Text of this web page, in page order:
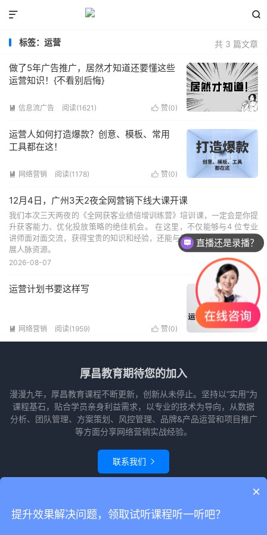


共 3 篇文章
标签：运营
做了5年广告推广，居然才知道还要懂这些
运营知识！{不看别后悔}
 赞(0)
 信息流广告 阅读(1621)
运营人如何打造爆款？创意、模板、常用
工具都在这！
 赞(0)
 网络营销 阅读(1178)
12月4日，广州3天2夜全网营销下线大课开课
我们本次三天两夜的《全网获客业绩倍增训练营》培训课，一定会是你提
升获客能力、优化投放策略的绝佳机会。 在这里，不仅能够与4 位专业
讲师面对面交流，获得宝贵的知识和经验，还能与其他学员交流互动，拓
展人脉资源。
2026-08-07
运营计划书要这样写
 赞(0)
 网络营销 阅读(1959)
厚昌教育期待您的加入
漫漫九年，厚昌教育课程不断更新，创新从未停止。坚持以“实用”为
课程基石，贴合学员亲身利益需求，以专业的技术为导向，从数据
分析、团队管理、方案策划、风控管理、品牌&产品运营和项目推广
等方面分享网络营销实战经验。
联系我们 
© 2010-2026赵阳竞价培训-厚昌教育本站主题由themebetter
地图
直播还是录播？
×
提升效果解决问题，领取试听课程听一听吧？